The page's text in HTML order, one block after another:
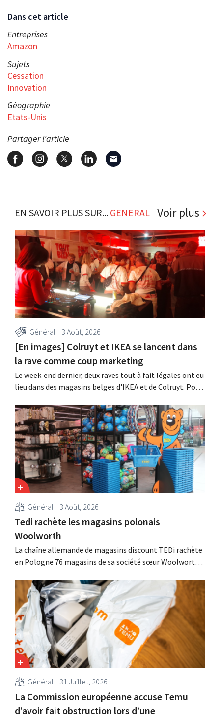
Dans cet article
Entreprises
Amazon
Sujets
Cessation
Innovation
Géographie
Etats-Unis
Partager l'article
EN SAVOIR PLUS SUR... GENERAL Voir plus
Général 3 Août, 2026
[En images] Colruyt et IKEA se lancent dans
la rave comme coup marketing
Le week-end dernier, deux raves tout à fait légales ont eu
lieu dans des magasins belges d'IKEA et de Colruyt. Pour
points auprès d'un public plus jeune.
Général 3 Août, 2026
Tedi rachète les magasins polonais
Woolworth
La chaîne allemande de magasins discount TEDi rachète
en Pologne 76 magasins de sa société sœur Woolworth,
discount non alimentaire nourrissent des ambitions de
croissance en Europe.
Général 31 Juillet, 2026
La Commission européenne accuse Temu
d’avoir fait obstruction lors d’une